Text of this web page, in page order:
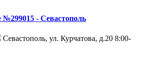
№299015 - Севастополь
Севастополь, ул. Курчатова, д.20 8:00-